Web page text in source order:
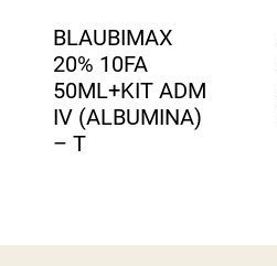
BLAUBIMAX
20% 10FA
50ML+KIT ADM
IV (ALBUMINA)
– T